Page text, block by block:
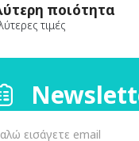
ποιότητα
τιμές